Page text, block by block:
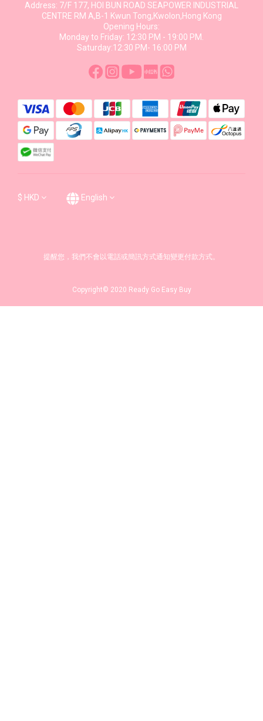
Address: 7/F 177, HOI BUN ROAD SEAPOWER INDUSTRIAL
CENTRE RM A,B-1 Kwun Tong,Kwolon,Hong Kong
Opening Hours:
Monday to Friday: 12:30 PM - 19:00 PM.
Saturday:12:30 PM- 16:00 PM
$ HKD English
提醒您，我們不會以電話或簡訊方式通知變更付款方式。
Copyright© 2020 Ready Go Easy Buy